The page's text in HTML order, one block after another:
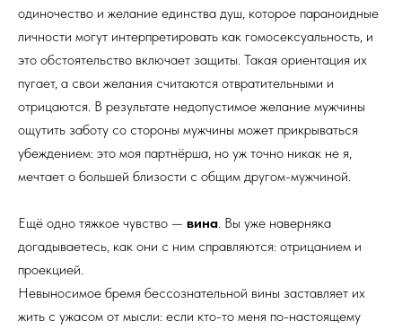
одиночество и желание единства душ, которое параноидные
личности могут интерпретировать как гомосексуальность, и
это обстоятельство включает защиты. Такая ориентация их
пугает, а свои желания считаются отвратительными и
отрицаются. В результате недопустимое желание мужчины
ощутить заботу со стороны мужчины может прикрываться
убеждением: это моя партнёрша, но уж точно никак не я,
мечтает о большей близости с общим другом-мужчиной.
Ещё одно тяжкое чувство — вина. Вы уже наверняка
догадываетесь, как они с ним справляются: отрицанием и
проекцией.
Невыносимое бремя бессознательной вины заставляет их
жить с ужасом от мысли: если кто-то меня по-настоящему